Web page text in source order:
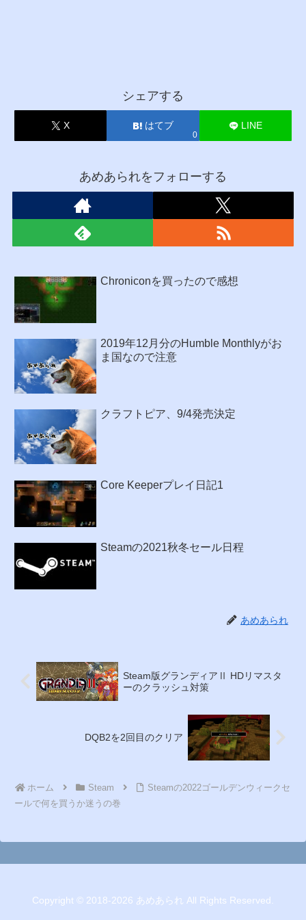
シェアする
X はてブ
0
LINE
あめあられをフォローする
Chroniconを買ったので感想
2019年12月分のHumble Monthlyがお
ま国なので注意
クラフトピア、9/4発売決定
Core Keeperプレイ日記1
Steamの2021秋冬セール日程
あめあられ
Steam版グランディアⅡ HDリマスタ
ーのクラッシュ対策
DQB2を2回目のクリア
ホーム Steam
Steamの2022ゴールデンウィークセ
ールで何を買うか迷うの巻
Copyright © 2018-2026 あめあられ All Rights Reserved.